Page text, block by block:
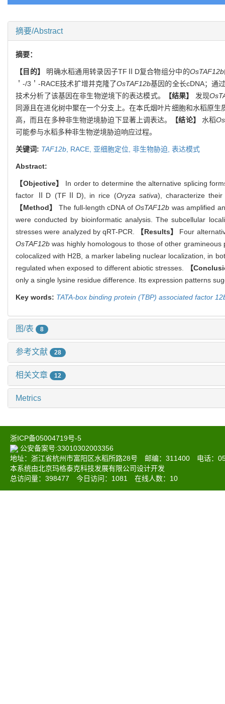
摘要/Abstract
摘要：
【目的】 明确水稻通用转录因子TFⅡD复合物组分中的OsTAF12b
＇-/3＇-RACE技术扩增并克隆了OsTAF12b基因的全长cDNA；通
技术分析了该基因在非生物逆境下的表达模式。
【结果】 发现
同源且在进化树中聚在一个分支上。在本氏烟叶片细胞和水稻原
高，而且在多种非生物逆境胁迫下显著上调表达。
【结论】 水稻
可能参与水稻多种非生物逆境胁迫响应过程。
关键词: TAF12b, RACE, 亚细胞定位, 非生物胁迫, 表达模式
Abstract:
【Objective】 In order to determine the alternative splicing
factor ⅡD (TFⅡD), in rice (Oryza sativa), characterize
【Method】The full-length cDNA ofOsTAF12b was amplified
were conducted by bioinformatic analysis. The subcellular
stresses were analyzed by qRT-PCR.
【Results】
Four
OsTAF12b was highly homologous to those of other
colocalized with H2B, a marker labeling nuclear localization, in
regulated when exposed to different abiotic stresses.
【
only a single lysine residue difference. Its expression patterns
Key words: TATA-box binding protein (TBP) associated factor
图/表 8
参考文献 28
相关文章 12
Metrics
浙ICP备05004719号-5
公安备案号:33010302003356
地址：浙江省杭州市富阳区水稻所路28号 邮编：311400 电话：
本系统由北京玛格泰克科技发展有限公司设计开发
总访问量： 398477 今日访问： 1081 在线人数： 10